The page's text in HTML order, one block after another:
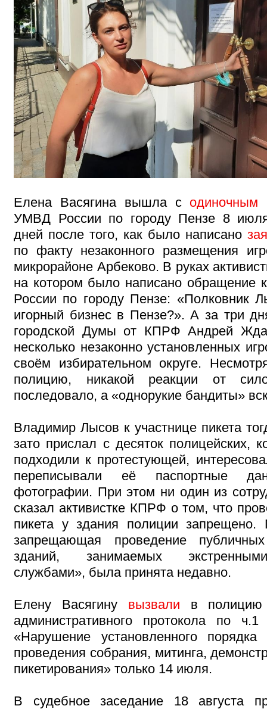
Елена Васягина вышла с одиночным
УМВД России по городу Пензе 8
дней после того, как было написано
по факту незаконного размещения
микрорайоне Арбеково. В руках
на котором было написано обращение
России по городу Пензе: «Полковник
игорный бизнес в Пензе?». А за три
городской Думы от КПРФ Андрей
несколько незаконно установленных
своём избирательном округе.
полицию, никакой реакции от
последовало, а «однорукие бандиты»
Владимир Лысов к участнице пикета
зато прислал с десяток полицейских,
подходили к протестующей,
переписывали её паспортные
фотографии. При этом ни один из
сказал активистке КПРФ о том, что
пикета у здания полиции запрещено.
запрещающая проведение
зданий, занимаемых
службами», была принята недавно.
Елену Васягину вызвали в полицию
административного протокола по
«Нарушение установленного порядка
проведения собрания, митинга,
пикетирования» только 14 июля.
В судебное заседание 18 августа